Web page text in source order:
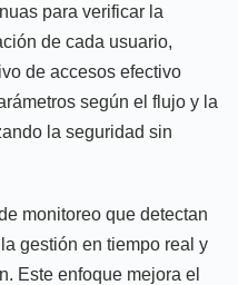
para verificar la
de cada usuario,
de accesos efectivo
según el flujo y la
la seguridad sin
monitoreo que detectan
gestión en tiempo real y
Este enfoque mejora el